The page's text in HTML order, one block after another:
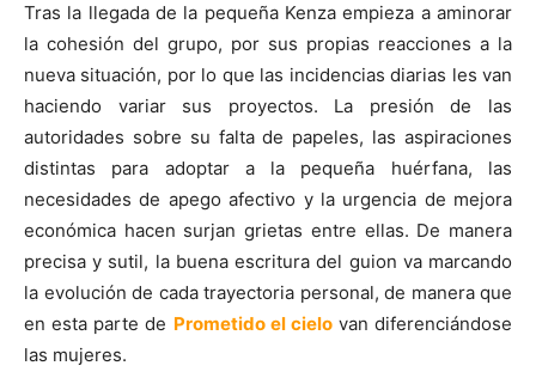
Tras la llegada de la pequeña Kenza empieza a aminorar
la cohesión del grupo, por sus propias reacciones a la
nueva situación, por lo que las incidencias diarias les van
haciendo variar sus proyectos. La presión de las
autoridades sobre su falta de papeles, las aspiraciones
distintas para adoptar a la pequeña huérfana, las
necesidades de apego afectivo y la urgencia de mejora
económica hacen surjan grietas entre ellas. De manera
precisa y sutil, la buena escritura del guion va marcando
la evolución de cada trayectoria personal, de manera que
en esta parte de Prometido el cielovan diferenciándose
las mujeres.